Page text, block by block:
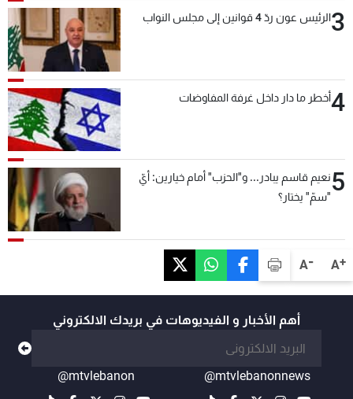
A+
A-
3الرئيس عون ردّ 4 قوانين إلى مجلس النواب
4أخطر ما دار داخل غرفة المفاوضات
5نعيم قاسم يبادر... و"الحزب" أمام خيارين: أيّ
"سمّ" يختار؟
أهم الأخبار و الفيديوهات في بريدك الالكتروني
@mtvlebanonnews
@mtvlebanon